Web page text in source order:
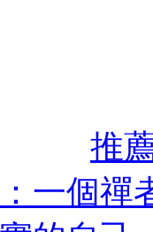
推
一個